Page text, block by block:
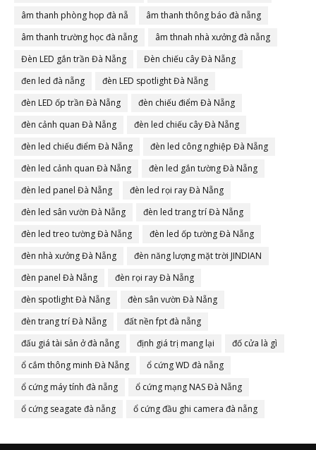
âm thanh phòng họp đà nẵ
âm thanh thông báo đà nẵng
âm thanh trường học đà nẵng
âm thnah nhà xưởng đà nẵng
Đèn LED gắn trần Đà Nẵng
Đèn chiếu cây Đà Nẵng
đen led đà nẵng
đèn LED spotlight Đà Nẵng
đèn LED ốp trần Đà Nẵng
đèn chiếu điểm Đà Nẵng
đèn cảnh quan Đà Nẵng
đèn led chiếu cây Đà Nẵng
đèn led chiếu điểm Đà Nẵng
đèn led công nghiệp Đà Nẵng
đèn led cảnh quan Đà Nẵng
đèn led gắn tường Đà Nẵng
đèn led panel Đà Nẵng
đèn led rọi ray Đà Nẵng
đèn led sân vườn Đà Nẵng
đèn led trang trí Đà Nẵng
đèn led treo tường Đà Nẵng
đèn led ốp tường Đà Nẵng
đèn nhà xưởng Đà Nẵng
đèn năng lượng mặt trời JINDIAN
đèn panel Đà Nẵng
đèn rọi ray Đà Nẵng
đèn spotlight Đà Nẵng
đèn sân vườn Đà Nẵng
đèn trang trí Đà Nẵng
đất nền fpt đà nẵng
đấu giá tài sản ở đà nẵng
định giá trị mang lại
đố cửa là gì
ổ cắm thông minh Đà Nẵng
ổ cứng WD đà nẵng
ổ cứng máy tính đà nẵng
ổ cứng mạng NAS Đà Nẵng
ổ cứng seagate đà nẵng
ổ cứng đầu ghi camera đà nẵng